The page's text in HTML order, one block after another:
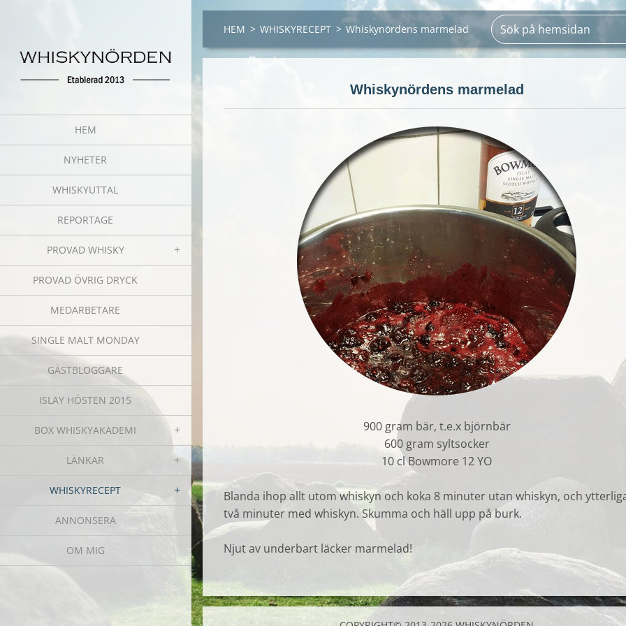
HEM
NYHETER
WHISKYUTTAL
REPORTAGE
PROVAD WHISKY
PROVAD ÖVRIG DRYCK
MEDARBETARE
SINGLE MALT MONDAY
GÄSTBLOGGARE
ISLAY HÖSTEN 2015
BOX WHISKYAKADEMI
LÄNKAR
WHISKYRECEPT
ANNONSERA
OM MIG
HEM > WHISKYRECEPT > Whiskynördens marmelad
Whiskynördens marmelad
900 gram bär, t.e.x björnbär
600 gram syltsocker
10 cl Bowmore 12 YO
Blanda ihop allt utom whiskyn och koka 8 minuter utan whiskyn, och
två minuter med whiskyn. Skumma och häll upp på burk.
Njut av underbart läcker marmelad!